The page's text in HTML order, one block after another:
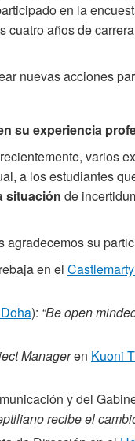
en la
cuatro años de
nuevas acciones
su experiencia
varios
a los estudiantes
situación de
agradecemos su
en el
): “Be open
Manageren Kuoni
y del
recibe el